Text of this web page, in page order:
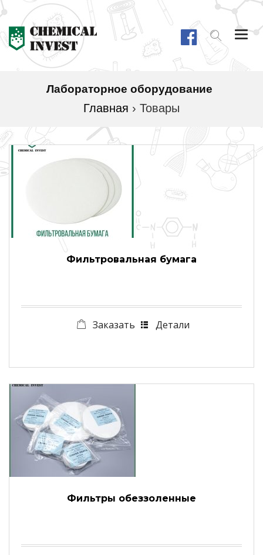
Лабораторное оборудование
Главная › Товары
Фильтровальная бумага
Заказать Детали
Фильтры обеззоленные